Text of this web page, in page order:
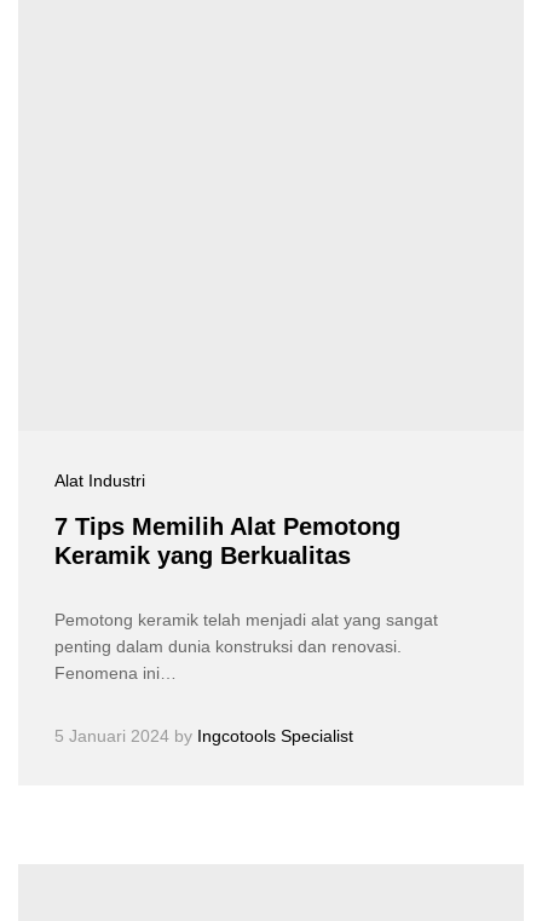
Alat Industri
7 Tips Memilih Alat Pemotong
Keramik yang Berkualitas
Pemotong keramik telah menjadi alat yang sangat
penting dalam dunia konstruksi dan renovasi.
Fenomena ini…
5 Januari 2024 by Ingcotools Specialist